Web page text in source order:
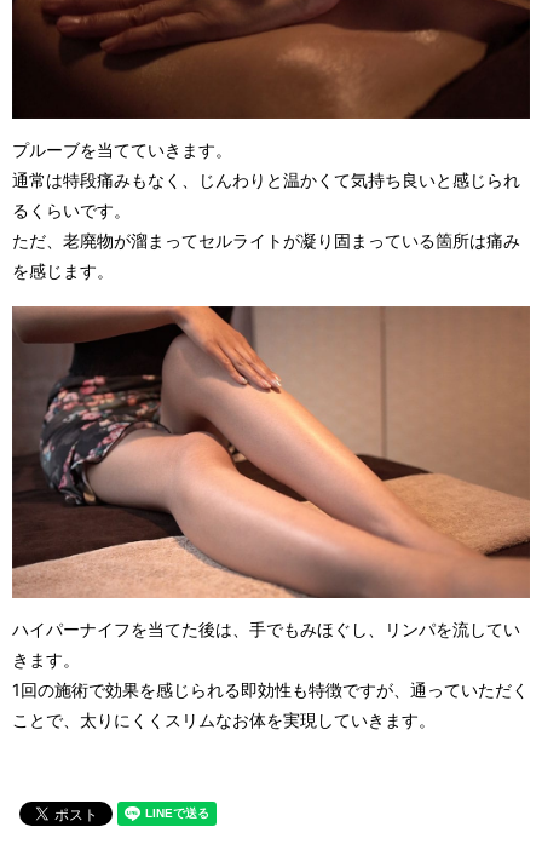
プルーブを当てていきます。
通常は特段痛みもなく、じんわりと温かくて気持ち良いと感じられ
るくらいです。
ただ、老廃物が溜まってセルライトが凝り固まっている箇所は痛み
を感じます。
ハイパーナイフを当てた後は、手でもみほぐし、リンパを流してい
きます。
1回の施術で効果を感じられる即効性も特徴ですが、通っていただく
ことで、太りにくくスリムなお体を実現していきます。